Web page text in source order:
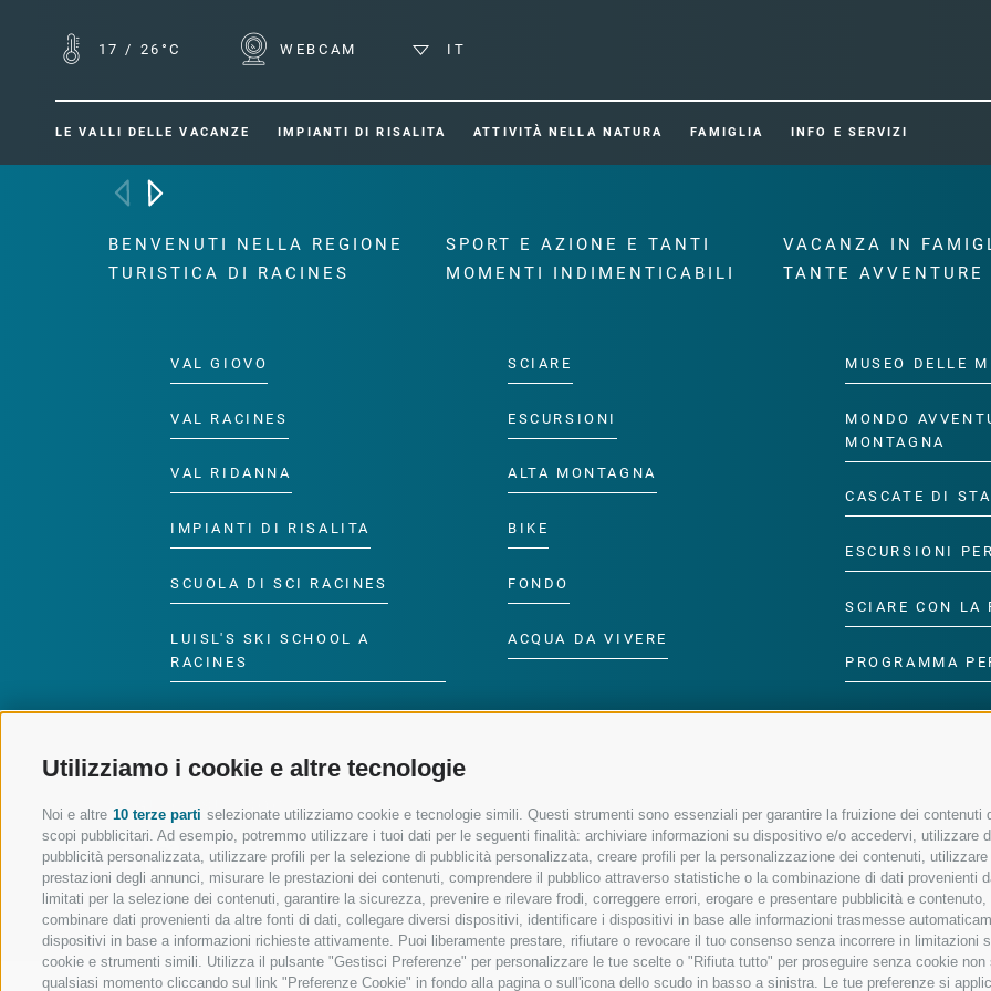
Utilizziamo i cookie e altre tecnologie
Noi e altre 10 terze parti selezionate utilizziamo cookie e tecnologie simili. Questi strumenti sono essenziali per garantire la fruizione dei
scopi pubblicitari. Ad esempio, potremmo utilizzare i tuoi dati per le seguenti finalità: archiviare informazioni su dispositivo e/o accedervi, utilizzare
pubblicità personalizzata, utilizzare profili per la selezione di pubblicità personalizzata, creare profili per la personalizzazione dei contenuti,
prestazioni degli annunci, misurare le prestazioni dei contenuti, comprendere il pubblico attraverso statistiche o la combinazione di dati
limitati per la selezione dei contenuti, garantire la sicurezza, prevenire e rilevare frodi, correggere errori, erogare e presentare pubblicità e
combinare dati provenienti da altre fonti di dati, collegare diversi dispositivi, identificare i dispositivi in base alle informazioni trasmesse
dispositivi in base a informazioni richieste attivamente. Puoi liberamente prestare, rifiutare o revocare il tuo consenso senza incorrere in
cookie e strumenti simili. Utilizza il pulsante "Gestisci Preferenze" per personalizzare le tue scelte o "Rifiuta tutto" per proseguire senza cookie
qualsiasi momento cliccando sul link "Preferenze Cookie" in fondo alla pagina o sull'icona dello scudo in basso a sinistra. Le tue preferenze si
17 / 26°C WEBCAM IT
LE VALLI DELLE VACANZE IMPIANTI DI RISALITA ATTIVITÀ NELLA NATURA FAMIGLIA INFO E SERVIZI
BENVENUTI NELLA REGIONE
TURISTICA DI RACINES
VAL GIOVO
VAL RACINES
VAL RIDANNA
IMPIANTI DI RISALITA
SCUOLA DI SCI RACINES
LUISL'S SKI SCHOOL A
RACINES
SPORT E AZIONE E TANTI
MOMENTI INDIMENTICABILI
SCIARE
ESCURSIONI
ALTA MONTAGNA
BIKE
FONDO
ACQUA DA VIVERE
VACANZA IN
TANTE AVVENTURE
MUSEO DELLE
MONDO
MONTAGNA
CASCATE DI
ESCURSIONI
SCIARE CON LA
PROGRAMMA
SEGUICI SUI SOCIAL